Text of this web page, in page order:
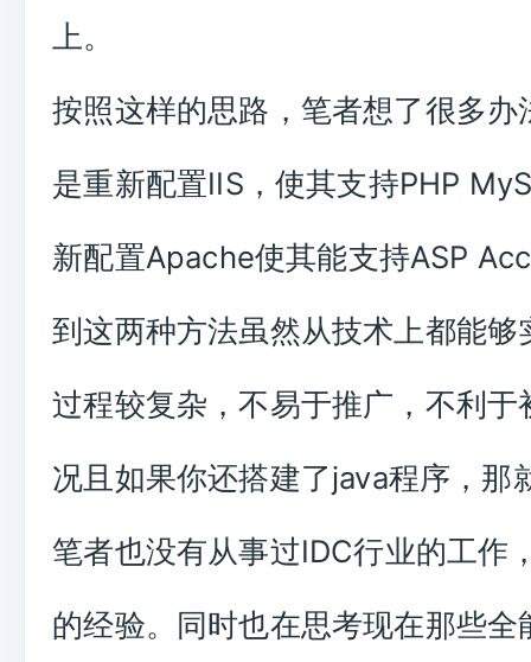
上。
按照这样的思路，笔者想了很多办
是重新配置IIS，使其支持PHP
新配置Apache使其能支持ASP
到这两种方法虽然从技术上都能够
过程较复杂，不易于推广，不利于
况且如果你还搭建了java程序，那
笔者也没有从事过IDC行业的工作
的经验。同时也在思考现在那些全